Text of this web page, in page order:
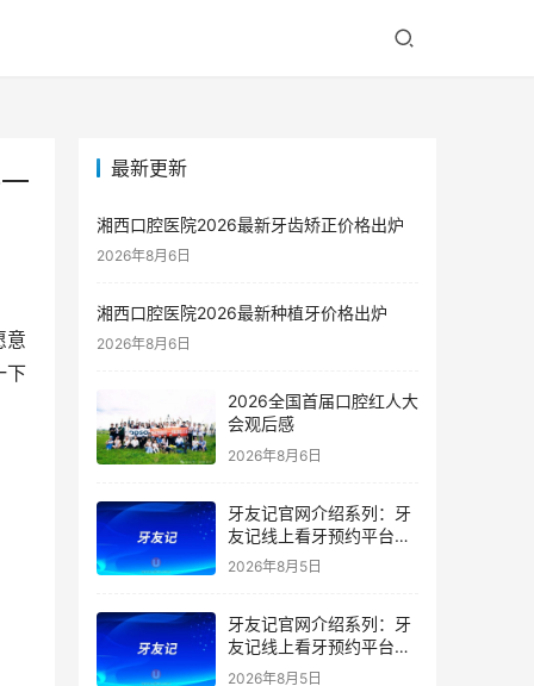
意
下
最新更新
湘西口腔医院2026最新牙齿矫正价格出炉
2026年8月6日
湘西口腔医院2026最新种植牙价格出炉
2026年8月6日
2026全国首届口腔红人大
会观后感
2026年8月6日
牙友记官网介绍系列：牙
友记线上看牙预约平台是
干什么的？靠谱吗？
2026年8月5日
牙友记官网介绍系列：牙
友记线上看牙预约平台让
看牙不再靠运气
2026年8月5日